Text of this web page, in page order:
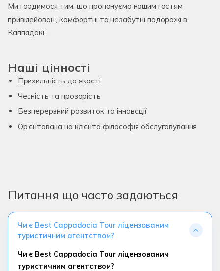
Ми гордимося тим, що пропонуємо нашим гостям
привілейовані, комфортні та незабутні подорожі в
Каппадокії.
Наші цінності
Прихильність до якості
Чесність та прозорість
Безперервний розвиток та інновації
Орієнтована на клієнта філософія обслуговування
Питання що часто задаються
Чи є Best Cappadocia Tour ліцензованим
туристичним агентством?
Чи є Best Cappadocia Tour ліцензованим
туристичним агентством?